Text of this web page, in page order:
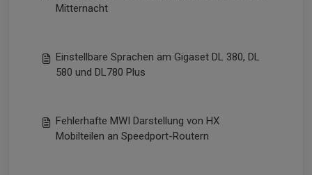
Mitternacht
Einstellbare Sprachen am Gigaset DL 380, DL
580 und DL780 Plus
Fehlerhafte MWI Darstellung von HX
Mobilteilen an Speedport-Routern